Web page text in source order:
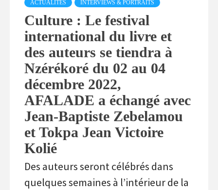
ACTUALITÉS INTERVIEWS & PORTRAITS
Culture : Le festival
international du livre et
des auteurs se tiendra à
Nzérékoré du 02 au 04
décembre 2022,
AFALADE a échangé avec
Jean-Baptiste Zebelamou
et Tokpa Jean Victoire
Kolié
Des auteurs seront célébrés dans
quelques semaines à l’intérieur de la